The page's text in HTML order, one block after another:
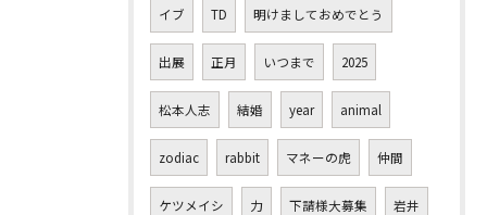
イブ TD 明けましておめでとう
出展 正月 いつまで 2025
松本人志 結婚 year animal
zodiac rabbit マネーの虎 仲間
ケツメイシ 力 下請様大募集 岩井